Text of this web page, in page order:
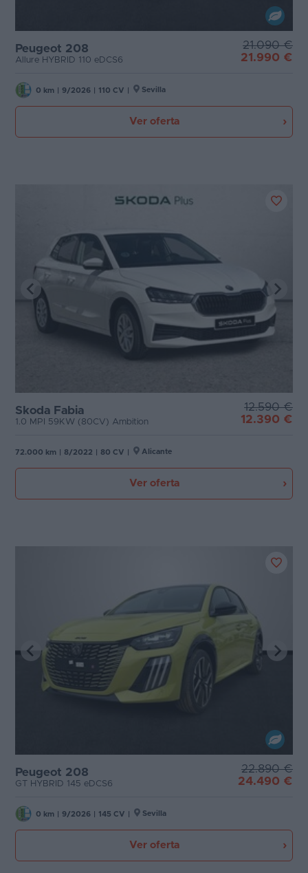
Peugeot 208
Allure HYBRID 110 eDCS6
21.090 €
21.990 €
0 km 9/2026 110 CV Sevilla
Ver oferta
Skoda Fabia
1.0 MPI 59KW (80CV) Ambition
12.590 €
12.390 €
72.000 km 8/2022 80 CV Alicante
Ver oferta
Peugeot 208
GT HYBRID 145 eDCS6
22.890 €
24.490 €
0 km 9/2026 145 CV Sevilla
Ver oferta